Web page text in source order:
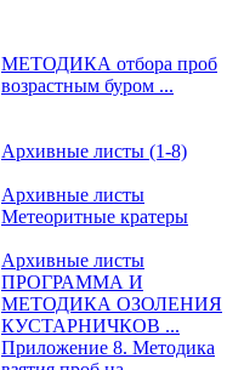
МЕТОДИКА отбора проб
возрастным буром ...
Архивные листы (1-8)
Архивные листы
Метеоритные кратеры
Архивные листы
ПРОГРАММА И
МЕТОДИКА ОЗОЛЕНИЯ
КУСТАРНИЧКОВ ...
Приложение 8. Методика